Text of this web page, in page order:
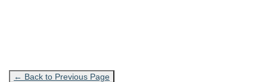
← Back to Previous Page